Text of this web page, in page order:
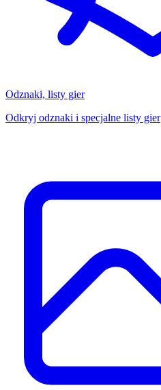
Odznaki, listy gier
Odkryj odznaki i specjalne listy gier